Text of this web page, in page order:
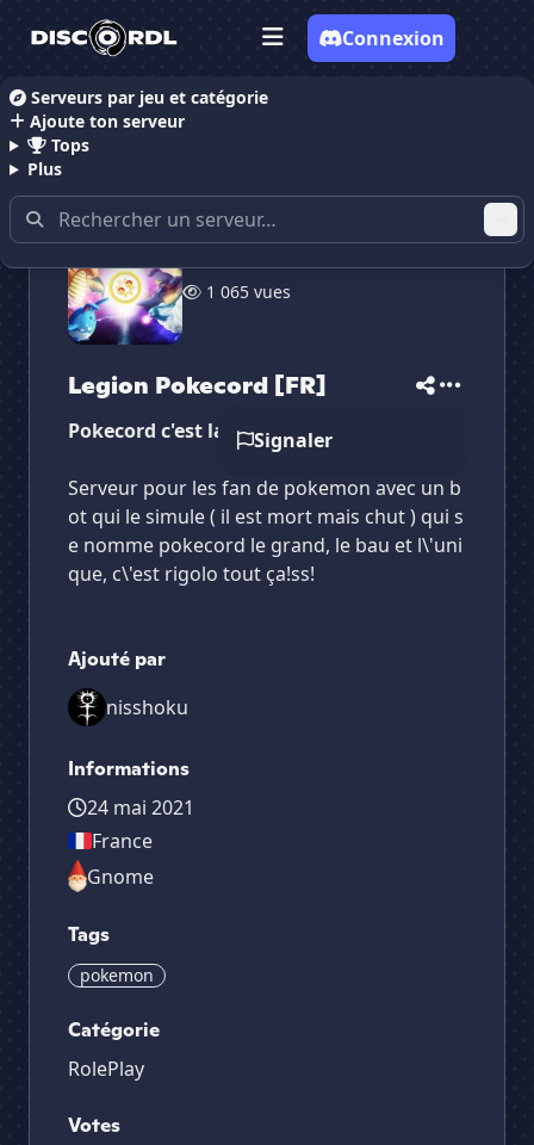
Serveurs par jeu et catégorie
Ajoute ton serveur
Tops
Plus
Connexion
Accueil Serveurs Discord RolePlay
1 065 vues
Legion Pokecord [FR]
Signaler
Pokecord c'est la vie
Serveur pour les fan de pokemon avec un b
ot qui le simule ( il est mort mais chut ) qui s
e nomme pokecord le grand, le bau et l\'uni
que, c\'est rigolo tout ça!ss!
Ajouté par
nisshoku
Informations
24 mai 2021
France
Gnome
Tags
pokemon
Catégorie
RolePlay
Votes
Vote pour
✕
Legion Pokecord...
✕
Es-tu sûr de vouloir supprimer ton avis de ce
✕
Legion Pokecord [FR]